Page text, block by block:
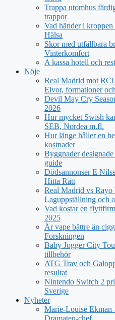
Trappa utomhus
trappor
Vad händer i
Hälsa
Skor med utfällbara
Vinterkomfort
A kassa hotell och
Nöje
Real Madrid mot
Elvor, formationer
Devil May Cry
2026
Hur mycket Swish
SEB, Nordea m.fl.
Hur länge håller en
kostnader
Byggnader
guide
Dödsannonser E
Hitta Rätt
Real Madrid vs Rayo
Laguppställning och
Vad kostar en
2025
Är vape bättre än
Forskningen
Baby Jogger City
tillbehör
ATG Trav och
resultat
Nintendo Switch 2
Sverige
Nyheter
Marie-Louise Ekman
Dramaten-chef